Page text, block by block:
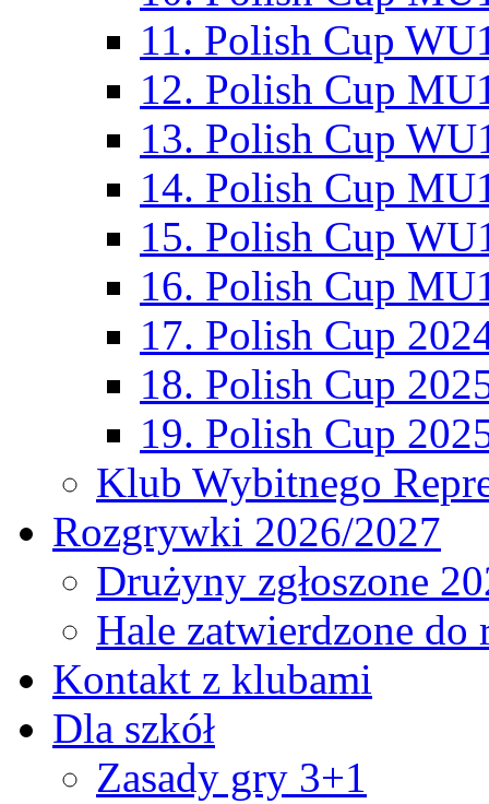
11. Polish Cup
12. Polish Cup
13. Polish Cup
14. Polish Cup
15. Polish Cup
16. Polish Cup
17. Polish Cup
18. Polish Cup
19. Polish Cup
Klub Wybitnego
Rozgrywki 2026/2027
Drużyny zgłoszone
Hale zatwierdzone
Kontakt z klubami
Dla szkół
Zasady gry 3+1